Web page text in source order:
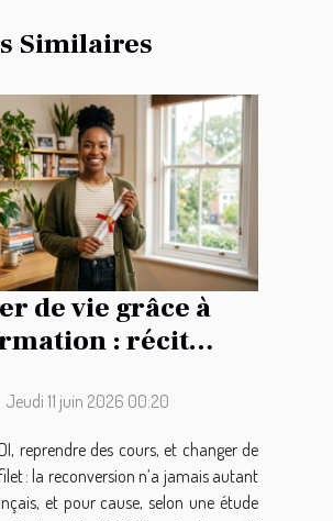
Similaires
de vie grâce à
: récit
Jeudi 11 juin 2026 00:20
reprendre des cours, et changer de
: la reconversion n’a jamais autant
et pour cause, selon une étude